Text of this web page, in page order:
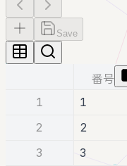
Save
番号
1
1
2
2
3
3